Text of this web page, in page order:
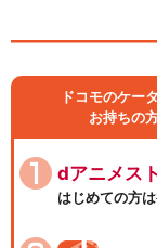
ドコモのケー
お持ちの
dアニメス
はじめての方